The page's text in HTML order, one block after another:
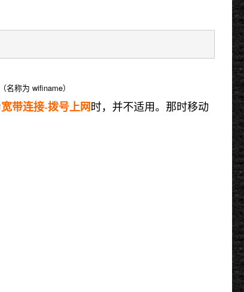
称为 wifiname）
宽带连接-拨号上网 时，并不适用。那时移动